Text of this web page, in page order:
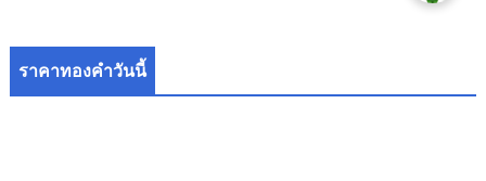
ราคาทองคำวันนี้